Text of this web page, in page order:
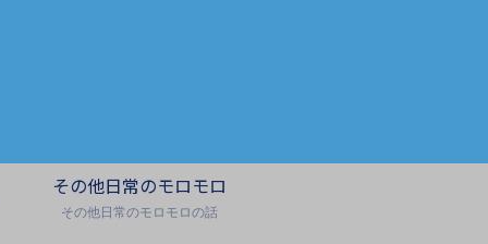
その他日常のモロモロ
その他日常のモロモロの話